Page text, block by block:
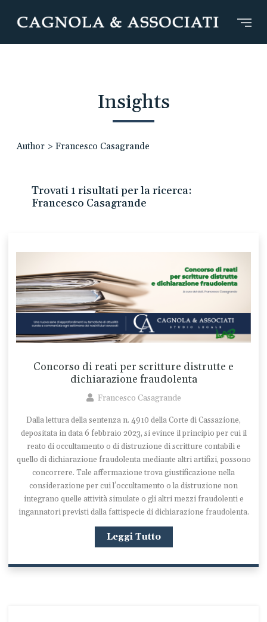
Insights
Author > Francesco Casagrande
Trovati 1 risultati per la ricerca:
Francesco Casagrande
Concorso di reati per scritture distrutte e
dichiarazione fraudolenta
Francesco Casagrande
Dalla lettura della sentenza n. 4910 della Corte di Cassazione,
depositata in data 6 febbraio 2023, si evince il principio per cui il
reato di occultamento o di distruzione di scritture contabili e
quello di dichiarazione fraudolenta mediante altri artifizi, possono
concorrere. Tale affermazione trova giustificazione nella
considerazione per cui l’occultamento o la distruzione non
integrano quelle attività simulate o gli altri mezzi fraudolenti e
ingannatori previsti dalla fattispecie di dichiarazione fraudolenta.
Leggi Tutto